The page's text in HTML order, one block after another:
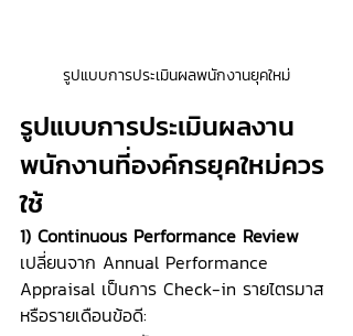
รูปแบบการประเมินผลพนักงานยุคใหม่
รูปแบบการประเมินผลงาน
พนักงานที่องค์กรยุคใหม่ควร
ใช้
1) Continuous Performance Review
เปลี่ยนจาก Annual Performance
Appraisal เป็นการ Check-in รายไตรมาส
หรือรายเดือนข้อดี: